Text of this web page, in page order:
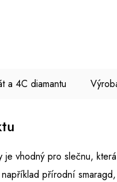
a 4C diamantu
je vhodný pro slečnu,
přírodní smaragd,